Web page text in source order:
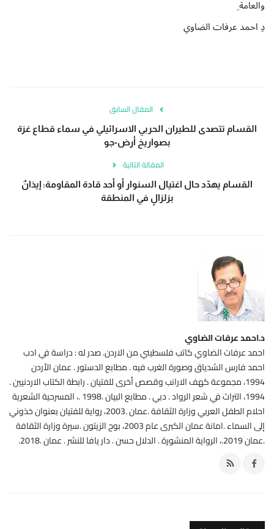
والعامة ِ
دِ احمد عرفات الضاوي
المقال السابق
القسام تتصدى للطيران الحربي الاسرائيلي في سماء قطاع غزة
بصواريخ أرض-جو
المقالة التالية
القسام يهدّد حال اغتيال السنوار أو أحد قادة المقاومة: إيذانٌ
بزلزالٍ في المنطقة
د.احمد عرفات الضاوي
احمد عرفات الضاوي كاتب فلسطيني من الاردن. صدر له : دراسة في ادب
احمد فارس الشدياق وصورة الغرب فيه . مطابع الدستور . عمان الأردن
1994، مجموعة كهف الارانب وقصص أخرى للفتيان . رابطة الكتاب الاردنيين .
1994، التراث في شعر الرواد . دبي . مطابع البيان .1998 .، المسرحية الشعرية
احلام الطفل العربي وزارة الثقافة .عمان .2003، رواية للفتيان بعنوان خذوني
إلى السماء .امانة عمان الكبرى عام 2003، بوح الزيتون .سيرة وزارة الثقافة
.عمان 2019.، الرواية المنشورة . الدلال حسن . دار يافا للنشر . عمان .2018.